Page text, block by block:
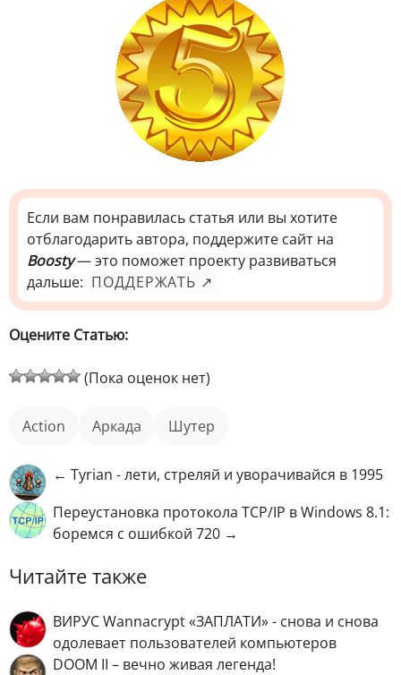
Если вам понравилась статья или вы хотите
отблагодарить автора, поддержите сайт на
Boosty— это поможет проекту развиваться
дальше: ПОДДЕРЖАТЬ ↗
Оцените Статью:
(Пока оценок нет)
action аркада шутер
← Tyrian - лети, стреляй и уворачивайся в 1995
Переустановка протокола TCP/IP в Windows 8.1:
боремся с ошибкой 720 →
Читайте также
ВИРУС Wannacrypt «ЗАПЛАТИ» - снова и снова
одолевает пользователей компьютеров
DOOM II – вечно живая легенда!